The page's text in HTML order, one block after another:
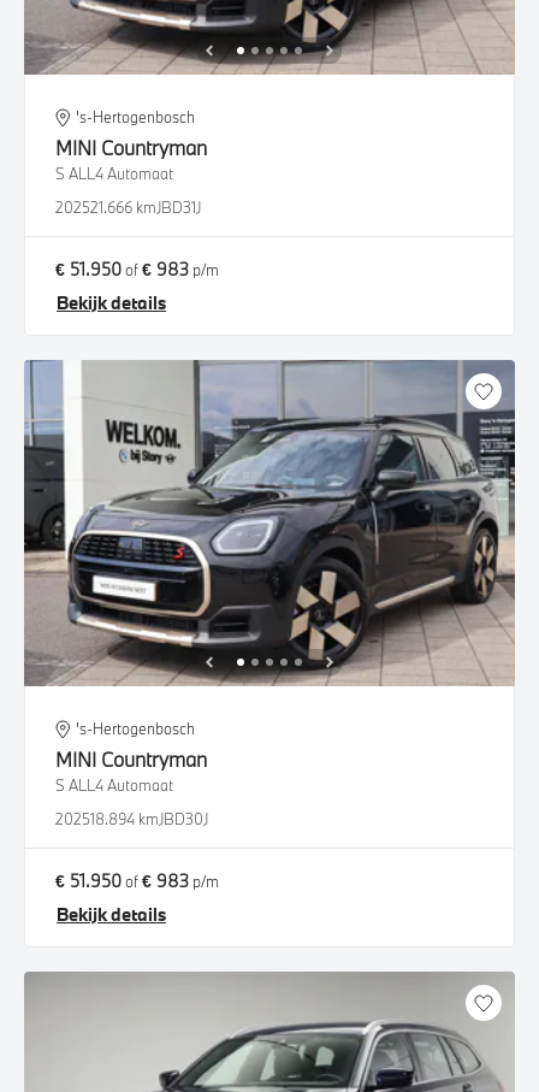
's-Hertogenbosch
MINI Countryman
S ALL4 Automaat
202521.666 kmJBD31J
€ 51.950of€ 983 p/m
Bekijk details
's-Hertogenbosch
MINI Countryman
S ALL4 Automaat
202518.894 kmJBD30J
€ 51.950of€ 983 p/m
Bekijk details